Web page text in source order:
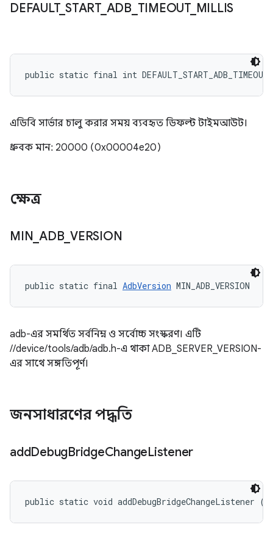
DEFAULT_ START_ ADB_ TIMEOUT_ MILLIS
public static final int
এডিবি সার্ভার চালু করার সময় ব্যবহৃত ডিফল্ট টাইমআউট।
ধ্রুবক মান: 20000 (0x00004e20)
ক্ষেত্র
MIN ADB_ VERSION
public static final AdbVersion MIN_ADB_VERSION
adb-এর সমর্থিত সর্বনিম্ন ও সর্বোচ্চ সংস্করণ। এটি
//device/tools/adb/adb.h-এ থাকা ADB_SERVER_VERSION-
এর সাথে সঙ্গতিপূর্ণ।
জনসাধারণের পদ্ধতি
addDebugBridgeChangeListener
public static void addDebugBridgeChangeListener (